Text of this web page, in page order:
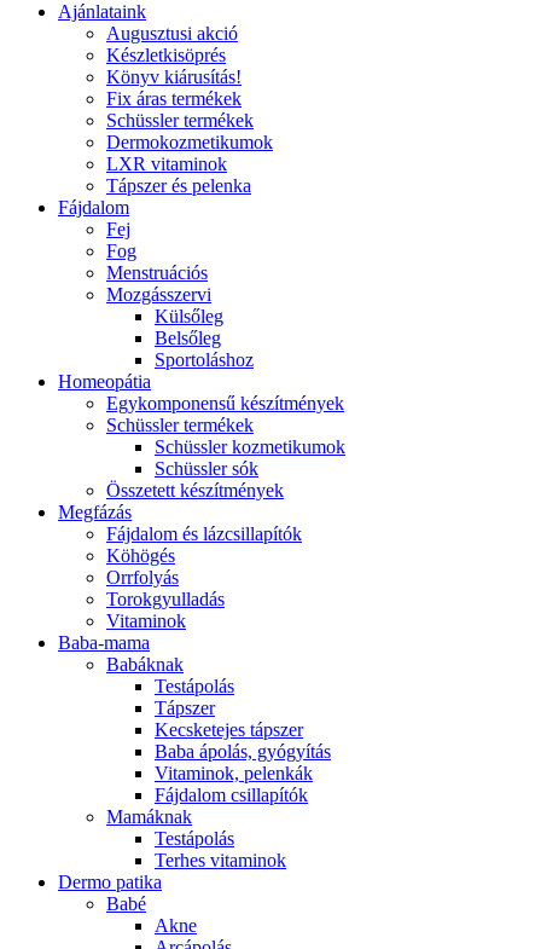
Ajánlataink
Augusztusi akció
Készletkisöprés
Könyv kiárusítás!
Fix áras termékek
Schüssler termékek
Dermokozmetikumok
LXR vitaminok
Tápszer és pelenka
Fájdalom
Fej
Fog
Menstruációs
Mozgásszervi
Külsőleg
Belsőleg
Sportoláshoz
Homeopátia
Egykomponensű készítmények
Schüssler termékek
Schüssler kozmetikumok
Schüssler sók
Összetett készítmények
Megfázás
Fájdalom és lázcsillapítók
Köhögés
Orrfolyás
Torokgyulladás
Vitaminok
Baba-mama
Babáknak
Testápolás
Tápszer
Kecsketejes tápszer
Baba ápolás, gyógyítás
Vitaminok, pelenkák
Fájdalom csillapítók
Mamáknak
Testápolás
Terhes vitaminok
Dermo patika
Babé
Akne